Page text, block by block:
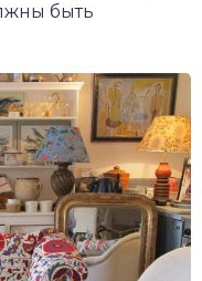
быть